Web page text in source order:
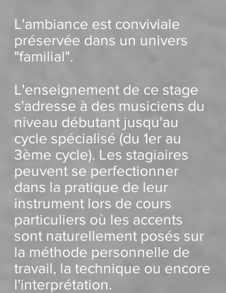
L'ambiance est conviviale
préservée dans un univers
"familial".
L'enseignement de ce stage
s'adresse à des musiciens du
niveau débutant jusqu'au
cycle spécialisé (du 1er au
3ème cycle). Les stagiaires
peuvent se perfectionner
dans la pratique de leur
instrument lors de cours
particuliers où les accents
sont naturellement posés sur
la méthode personnelle de
travail, la technique ou encore
l'interprétation.